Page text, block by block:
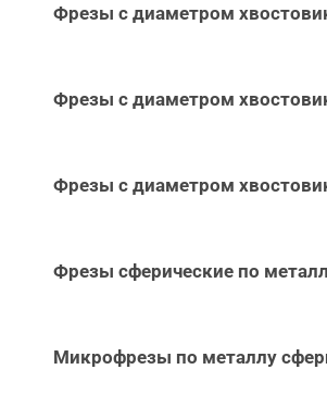
Фрезы с диаметром
Фрезы с диаметром
Фрезы с диаметром
Фрезы сферические по
Микрофрезы по металлу